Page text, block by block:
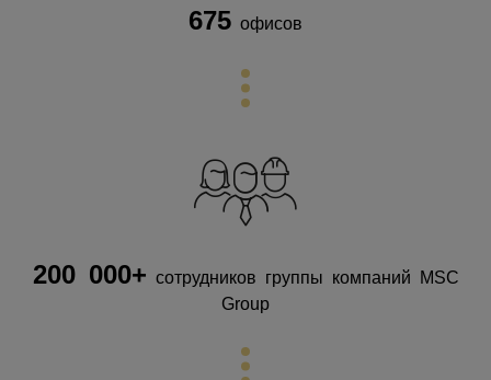
675 офисов
200 000+ сотрудников группы компаний MSC
Group